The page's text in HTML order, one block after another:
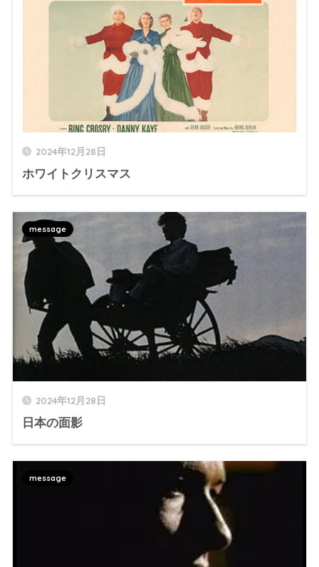
2024年12月28日
ホワイトクリスマス
2024年12月28日
日本の面影
message
message